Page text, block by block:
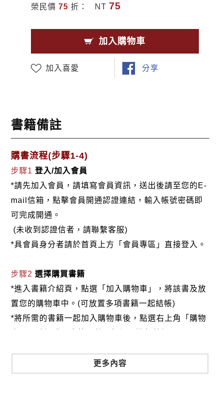
榮民價 75 折： NT 75
加入購物車
加入喜愛 分享
書籍備註
購書流程(步驟1-4)
步驟1登入/加入會員
*請先加入會員，請填寫會員資訊，送出後請至您的E-
mail信箱，點擊會員開通認證連結，輸入帳號密碼即
可完成開通。
(未收到認證信者，請聯繫客服)
*具會員身分者請於首頁上方「會員專區」直接登入。
步驟2選擇購買書籍
*進入書籍介紹頁，點選「加入購物車」，將該書及放
置您的購物車中。(可放置多項書籍一起結帳)
*將所需的書籍一起加入購物車後，點選右上角「購物
更多內容